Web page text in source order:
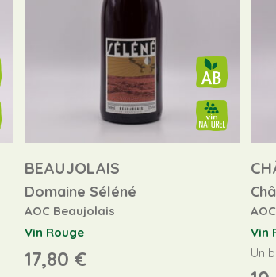
BEAUJOLAIS
Domaine Séléné
AOC Beaujolais
Vin Rouge
17,80 €
Vin
Un